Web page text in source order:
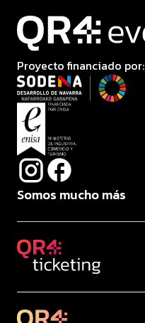
Proyecto financiado por:
Somos mucho más